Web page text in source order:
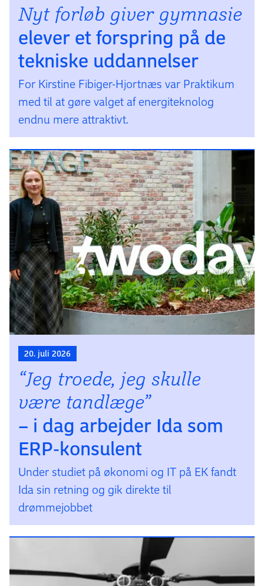
Nyt forløb giver gymnasie­
elever et forspring på de
tekniske uddannelser
For Kirstine Fibiger-Hjortnæs var Praktikum
med til at gøre valget af energiteknolog
endnu mere attraktivt.
20. juli 2026
“Jeg troede, jeg skulle
være tandlæge”
– i dag arbejder Ida som
ERP‑konsulent
Under studiet på økonomi og IT på EK fandt
Ida sin retning og gik direkte til
drømmejobbet